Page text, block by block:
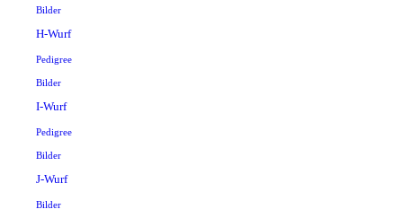
Bilder
H-Wurf
Pedigree
Bilder
I-Wurf
Pedigree
Bilder
J-Wurf
Bilder